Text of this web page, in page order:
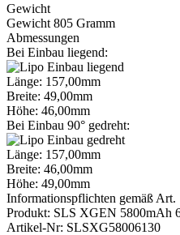
Gewicht
Gewicht 805 Gramm
Abmessungen
Bei Einbau liegend:
Länge: 157,00mm
Breite: 49,00mm
Höhe: 46,00mm
Bei Einbau 90° gedreht:
Länge: 157,00mm
Breite: 46,00mm
Höhe: 49,00mm
Informationspflichten gemäß Art.
Produkt: SLS XGEN 5800mAh
Artikel-Nr: SLSXG58006130